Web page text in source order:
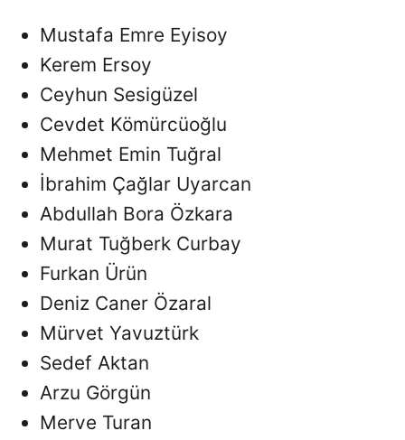
Mustafa Emre Eyisoy
Kerem Ersoy
Ceyhun Sesigüzel
Cevdet Kömürcüoğlu
Mehmet Emin Tuğral
İbrahim Çağlar Uyarcan
Abdullah Bora Özkara
Murat Tuğberk Curbay
Furkan Ürün
Deniz Caner Özaral
Mürvet Yavuztürk
Sedef Aktan
Arzu Görgün
Merve Turan